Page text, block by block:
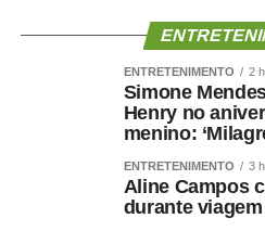
Souza.pdf
8-31-01-2025-
REGIONAL-
Gonçalves de
6- 31-01-2025-
REGIONAL-
ALVES CORREA.pdf
ENTRETENIMENTO 2
Simone
Henry no
menino:
ENTRETENIMENTO 3
Aline Campos
durante viagem